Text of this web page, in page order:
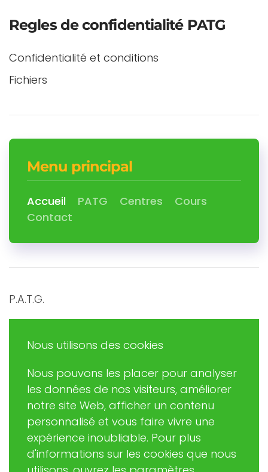
Regles de confidentialité PATG
Confidentialité et conditions
Fichiers
Menu principal
Accueil PATG Centres
Cours
Contact
P.A.T.G.
Eric RUDAZ
(Président de PATG)
patginformatique@gmail.com
02 57 63 06 37
Nous utilisons des cookies
Nous pouvons les placer pour analyser
les données de nos visiteurs, améliorer
notre site Web, afficher un contenu
personnalisé et vous faire vivre une
expérience inoubliable. Pour plus
d'informations sur les cookies que nous